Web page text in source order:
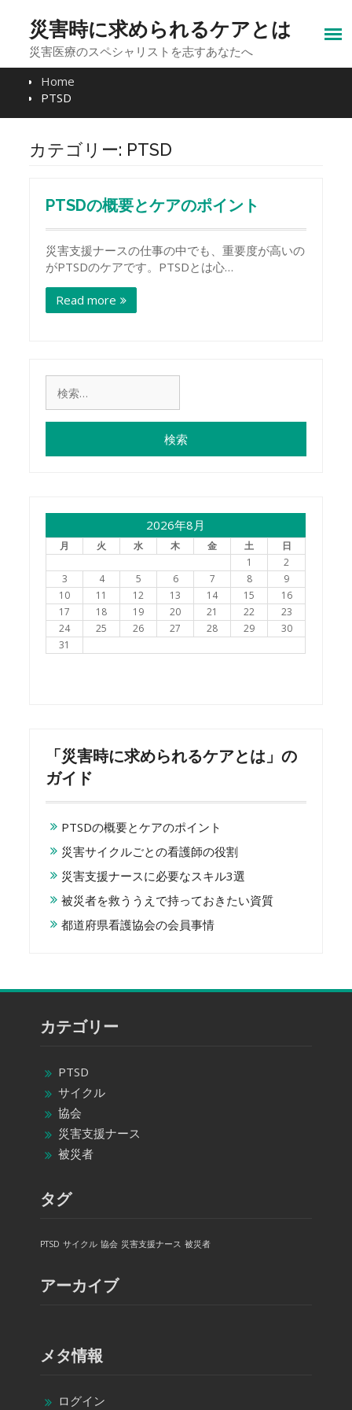
content災害時に求められるケアとは
災害医療のスペシャリストを志すあなたへ
Home
PTSD
カテゴリー: PTSD
PTSDの概要とケアのポイント
災害支援ナースの仕事の中でも、重要度が高いの
がPTSDのケアです。PTSDとは心…
Read more
索:
2026年8月
月 火 水 木 金 土
日
1
2
3
4 5 6 7 8
9
10
11 12 13 14 15
16
17
18 19 20 21 22
23
24
25 26 27 28 29
30
31
「災害時に求められるケアとは」の
ガイド
PTSDの概要とケアのポイント
災害サイクルごとの看護師の役割
災害支援ナースに必要なスキル3選
被災者を救ううえで持っておきたい資質
都道府県看護協会の会員事情
カテゴリー
PTSD
サイクル
協会
災害支援ナース
被災者
タグ
PTSD サイクル 協会 災害支援ナース 被災者
アーカイブ
メタ情報
ログイン